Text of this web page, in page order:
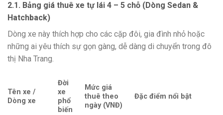
2.1. Bảng giá thuê xe tự lái 4 – 5 chỗ (Dòng Sedan &
Hatchback)
Dòng xe này thích hợp cho các cặp đôi, gia đình nhỏ hoặc
những ai yêu thích sự gọn gàng, dễ dàng di chuyển trong đô
thị Nha Trang.
Tên xe /
Dòng xe
Đời
xe
phổ
biến
Mức giá
thuê theo
ngày (VNĐ)
Đặc điểm nổi bật